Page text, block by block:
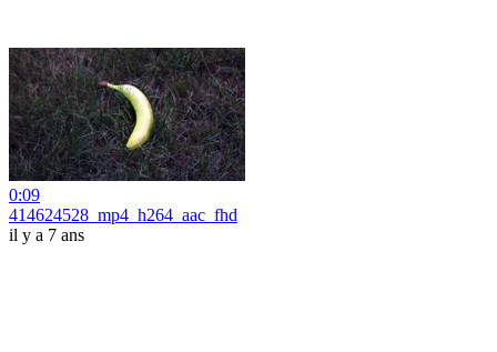
0:09
414624528_mp4_h264_aac_fhd
il y a 7 ans